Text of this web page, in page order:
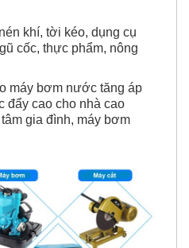
khí, tời kéo, dụng cụ
cốc, thực phẩm, nông
máy bơm nước tăng áp
đẩy cao cho nhà cao
gia đình, máy bơm